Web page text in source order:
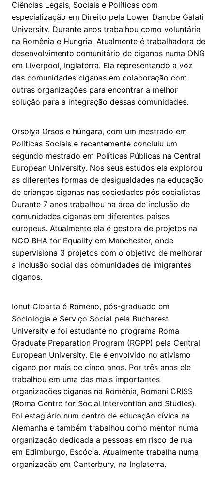
Ciências Legais, Sociais e Políticas com
especialização em Direito pela Lower Danube Galati
University. Durante anos trabalhou como voluntária
na Romênia e Hungria. Atualmente é trabalhadora de
desenvolvimento comunitário de ciganos numa ONG
em Liverpool, Inglaterra. Ela representando a voz
das comunidades ciganas em colaboração com
outras organizações para encontrar a melhor
solução para a integração dessas comunidades.
Orsolya Orsos e húngara, com um mestrado em
Políticas Sociais e recentemente concluiu um
segundo mestrado em Políticas Públicas na Central
European University. Nos seus estudos ela explorou
as diferentes formas de desigualdades na educação
de crianças ciganas nas sociedades pós socialistas.
Durante 7 anos trabalhou na área de inclusão de
comunidades ciganas em diferentes países
europeus. Atualmente ela é gestora de projetos na
NGO BHA for Equality em Manchester, onde
supervisiona 3 projetos com o objetivo de melhorar
a inclusão social das comunidades de imigrantes
ciganos.
Ionut Cioarta é Romeno, pós-graduado em
Sociologia e Serviço Social pela Bucharest
University e foi estudante no programa Roma
Graduate Preparation Program (RGPP) pela Central
European University. Ele é envolvido no ativismo
cigano por mais de cinco anos. Por três anos ele
trabalhou em uma das mais importantes
organizações ciganas na Romênia, Romani CRISS
(Roma Centre for Social Intervention and Studies).
Foi estagiário num centro de educação cívica na
Alemanha e também trabalhou como mentor numa
organização dedicada a pessoas em risco de rua
em Edimburgo, Escócia. Atualmente trabalha numa
organização em Canterbury, na Inglaterra.